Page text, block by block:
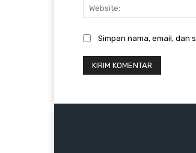
Simpan nama, email, dan